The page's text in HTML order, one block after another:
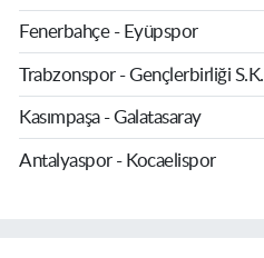
Fenerbahçe - Eyüpspor
Trabzonspor - Gençlerbirliği S.K.
Kasımpaşa - Galatasaray
Antalyaspor - Kocaelispor